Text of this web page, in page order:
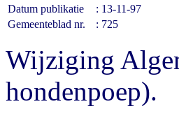
Datum publikatie
: 13-11-97
Gemeenteblad nr.
: 725
Wijziging
hondenpoep).